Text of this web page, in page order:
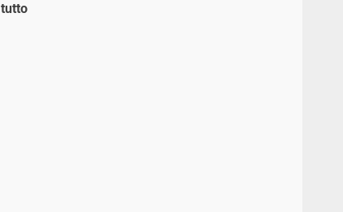
tutto